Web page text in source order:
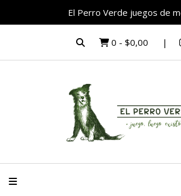
El Perro Verde juegos de
0 - $0,00